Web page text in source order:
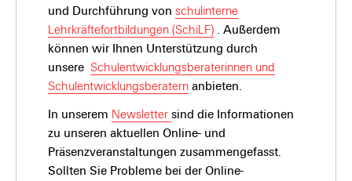
und Durchführung von schulinterne
Lehrkräftefortbildungen (SchiLF) . Außerdem
können wir Ihnen Unterstützung durch
unsere Schulentwicklungsberaterinnen und
Schulentwicklungsberatern anbieten.
In unserem Newsletter sind die Informationen
zu unseren aktuellen Online- und
Präsenzveranstaltungen zusammengefasst.
Sollten Sie Probleme bei der Online-